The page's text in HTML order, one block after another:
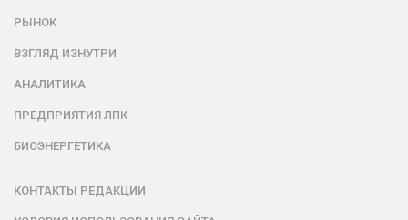
РЫНОК
ВЗГЛЯД ИЗНУТРИ
АНАЛИТИКА
ПРЕДПРИЯТИЯ ЛПК
БИОЭНЕРГЕТИКА
КОНТАКТЫ РЕДАКЦИИ